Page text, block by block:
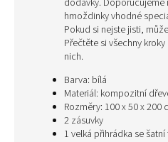
dodávky.
hmoždinky vhodné
Pokud si nejste jisti,
Přečtěte si všechny
nich.
Barva: bílá
Materiál: kompozitní
Rozměry: 100 x 50 x 200
2 zásuvky
1 velká přihrádka se